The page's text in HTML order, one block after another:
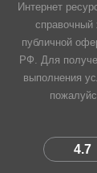
Интернет
справочный
публичной
РФ. Для
выполнения
4.7